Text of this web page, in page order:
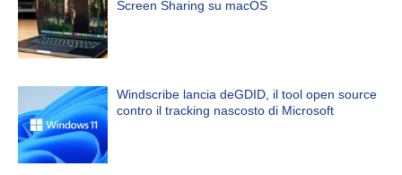
Screen Sharing su macOS
Windscribe lancia deGDID, il tool open source
contro il tracking nascosto di Microsoft